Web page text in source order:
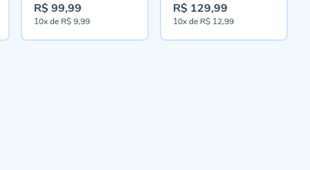
R$ 99,99
10xde R$ 9,99
R$ 129,99
10xde R$ 12,99